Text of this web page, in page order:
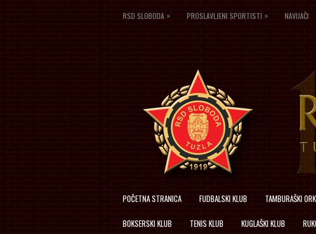
RSD SLOBODA » PROSLAVLJENI SPORTISTI » NAVIJAČI
POČETNA STRANICA FUDBALSKI KLUB TAMBURAŠKI
BOKSERSKI KLUB TENIS KLUB KUGLAŠKI KLUB